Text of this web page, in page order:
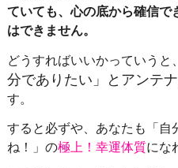
ていても、心の底から確信で
はできません。
どうすればいいかっていうと
分でありたい」とアンテ
す。
すると必ずや、あなたも「自
ね！」の極上！幸運体質にな